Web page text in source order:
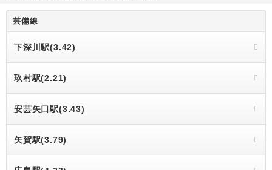
芸備線
下深川駅(3.42)
玖村駅(2.21)
安芸矢口駅(3.43)
矢賀駅(3.79)